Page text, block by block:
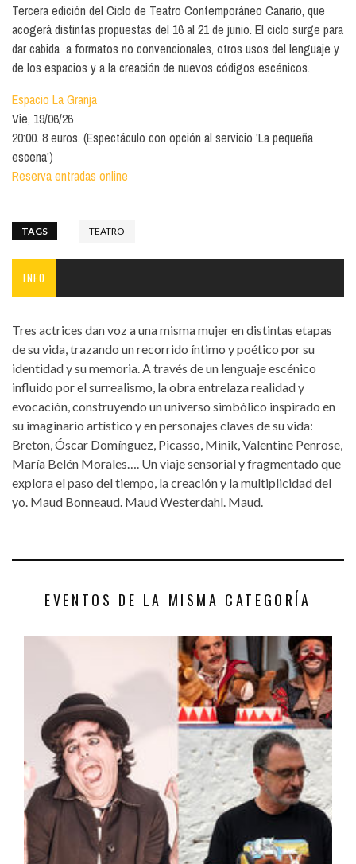
Tercera edición del Ciclo de Teatro Contemporáneo Canario, que
acogerá distintas propuestas del 16 al 21 de junio. El ciclo surge para
dar cabida a formatos no convencionales, otros usos del lenguaje y
de los espacios y a la creación de nuevos códigos escénicos.
Espacio La Granja
Vie, 19/06/26
20:00. 8 euros. (Espectáculo con opción al servicio 'La pequeña
escena')
Reserva entradas online
TAGS TEATRO
INFO
Tres actrices dan voz a una misma mujer en distintas etapas
de su vida, trazando un recorrido íntimo y poético por su
identidad y su memoria. A través de un lenguaje escénico
influido por el surrealismo, la obra entrelaza realidad y
evocación, construyendo un universo simbólico inspirado en
su imaginario artístico y en personajes claves de su vida:
Breton, Óscar Domínguez, Picasso, Minik, Valentine Penrose,
María Belén Morales…. Un viaje sensorial y fragmentado que
explora el paso del tiempo, la creación y la multiplicidad del
yo. Maud Bonneaud. Maud Westerdahl. Maud.
EVENTOS DE LA MISMA CATEGORÍA